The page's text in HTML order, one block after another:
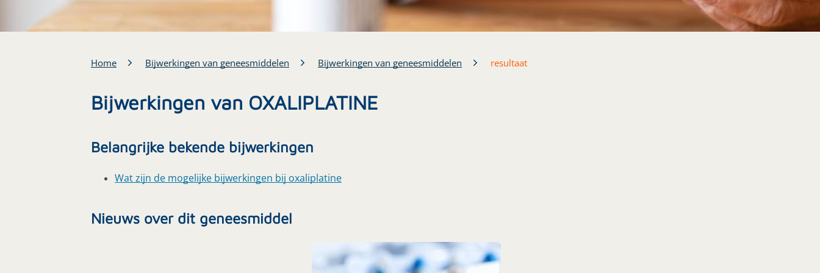
Home Bijwerkingen van geneesmiddelen Bijwerkingen van geneesmiddelen resultaat
Bijwerkingen van OXALIPLATINE
Belangrijke bekende bijwerkingen
Wat zijn de mogelijke bijwerkingen bij oxaliplatine
Nieuws over dit geneesmiddel